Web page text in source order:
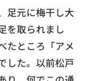
足元に梅干し大
を取られまし
たところ「アメ
した。以前松戸